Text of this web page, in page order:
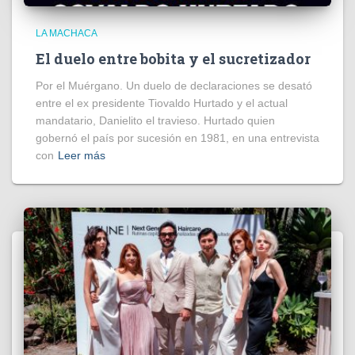
LA MACHACA
El duelo entre bobita y el sucretizador
Por el Muérgano. Un duelo de declaraciones se desató
entre el ex presidente Tiovaldo Hurtado y el actual
mandatario, Danielito el travieso. Hurtado quien
gobernó el país por sucesión en 1981, en una entrevista
con Leer más